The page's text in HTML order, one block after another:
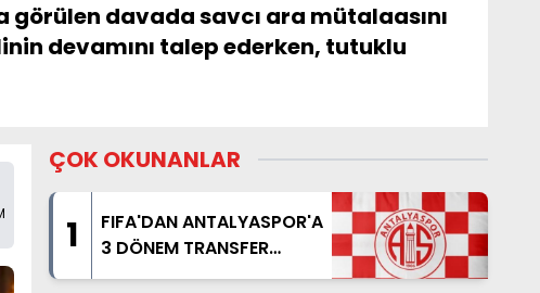
davada savcı ara mütalaasını
devamını talep ederken, tutuklu
ÇOK OKUNANLAR
1
FIFA'DAN ANTALYASPOR'A
3 DÖNEM TRANSFER
YASAĞI